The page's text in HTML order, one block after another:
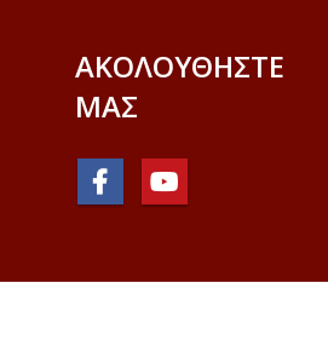
ΑΚΟΛΟΥΘΉΣΤΕ
ΜΑΣ